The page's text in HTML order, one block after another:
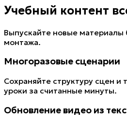
Учебный контент
Выпускайте новые материалы
монтажа.
Многоразовые сценарии
Сохраняйте структуру сцен и
уроки за считанные минуты.
Обновление видео из